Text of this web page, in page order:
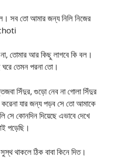
সব তো আমার জন্য নিলি নিজের
তোমার আর কিছু লাগবে কি বল।
তেমন পরনা তো।
সিঁদুর, গুড়ো নেব না গোলা সিঁদুর
যার জন্য পড়ব সে তো আমাকে
সে কোনদিন দিয়েছে এভাবে দেখে
পড়েছি।
থাকলে ঠিক বাবা কিনে দিত।